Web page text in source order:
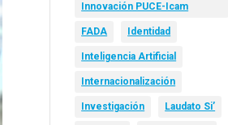
Innovación PUCE-Icam
FADA Identidad
Inteligencia Artificial
Internacionalización
Investigación Laudato Si’